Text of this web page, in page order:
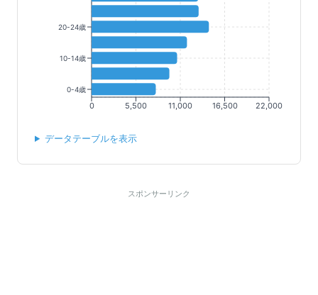
0 5,500 11,000 16,500 22,000
20-24歳
10-14歳
0-4歳
データテーブルを表示
スポンサーリンク